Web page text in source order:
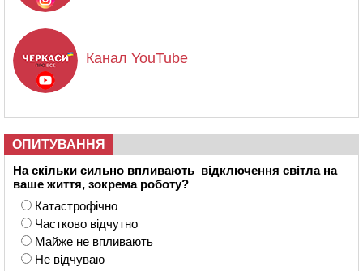
Канал YouTube
ОПИТУВАННЯ
На скільки сильно впливають відключення світла на
ваше життя, зокрема роботу?
Катастрофічно
Частково відчутно
Майже не впливають
Не відчуваю